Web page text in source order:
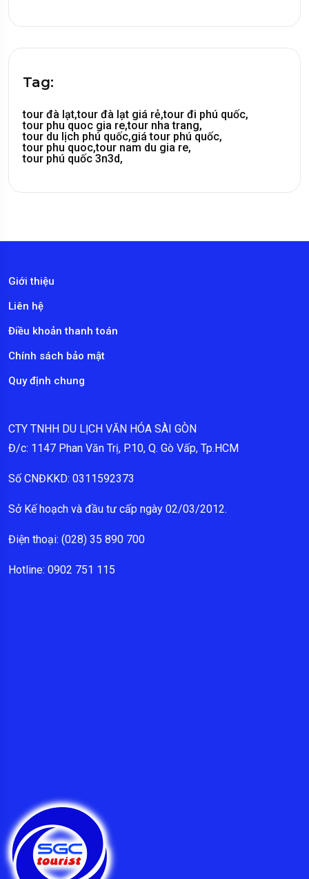
Tag:
tour đà lạt,tour đà lạt giá rẻ,tour đi phú quốc,
tour phu quoc gia re,tour nha trang,
tour du lịch phú quốc,giá tour phú quốc,
tour phu quoc,tour nam du gia re,
tour phú quốc 3n3d,
Giới thiệu
Liên hệ
Điều khoản thanh toán
Chính sách bảo mật
Quy định chung
CTY TNHH DU LỊCH VĂN HÓA SÀI GÒN
Đ/c: 1147 Phan Văn Trị, P.10, Q. Gò Vấp, Tp.HCM
Số CNĐKKD: 0311592373
Sở Kế hoạch và đầu tư cấp ngày 02/03/2012.
Điện thoại: (028) 35 890 700
Hotline: 0902 751 115